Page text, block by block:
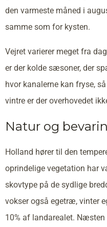
den varmeste måned i
samme som for kysten.
Vejret varierer meget fra
er der kolde sæsoner, der
hvor kanalerne kan fryse,
vintre er der overhovedet
Natur og
Holland hører til den
oprindelige vegetation har
skovtype på de sydlige
vokser også egetræ, vinter
10% af landarealet.